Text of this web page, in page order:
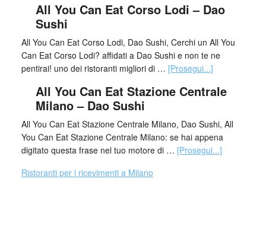
All You Can Eat Corso Lodi – Dao
Sushi
All You Can Eat Corso Lodi, Dao Sushi, Cerchi un All You
Can Eat Corso Lodi? affidati a Dao Sushi e non te ne
pentirai! uno dei ristoranti migliori di … [Prosegui...]
All You Can Eat Stazione Centrale
Milano – Dao Sushi
All You Can Eat Stazione Centrale Milano, Dao Sushi, All
You Can Eat Stazione Centrale Milano: se hai appena
digitato questa frase nel tuo motore di … [Prosegui...]
Ristoranti per i ricevimenti a Milano